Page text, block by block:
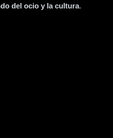
del ocio y la cultura.